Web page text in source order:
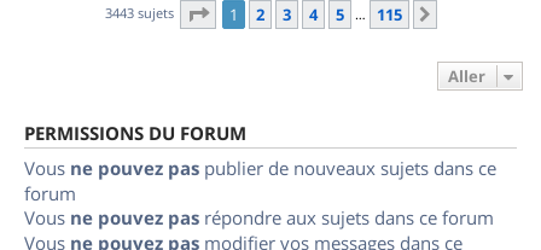
3443 sujets Page 1sur 115
1 2 3 4 5 … 115
Aller
PERMISSIONS DU FORUM
Vous ne pouvez pas publier de nouveaux sujets dans ce
forum
Vous ne pouvez pas répondre aux sujets dans ce forum
Vous ne pouvez pas modifier vos messages dans ce